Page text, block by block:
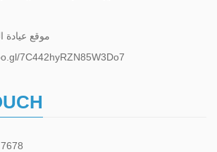
موقع
7C442hyRZN85W3Do7